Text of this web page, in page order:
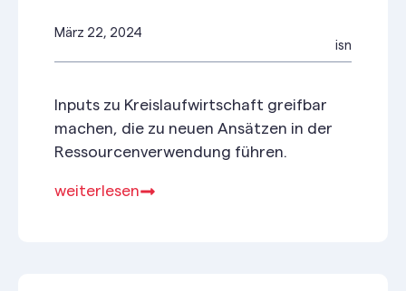
März 22, 2024
isn
Inputs zu Kreislaufwirtschaft greifbar
machen, die zu neuen Ansätzen in der
Ressourcenverwendung führen.
weiterlesen